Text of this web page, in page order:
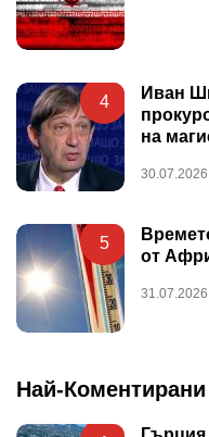
4
Иван
на
5
от
Най-Коментирани